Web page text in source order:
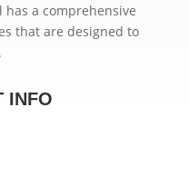
a comprehensive
that are designed to
INFO